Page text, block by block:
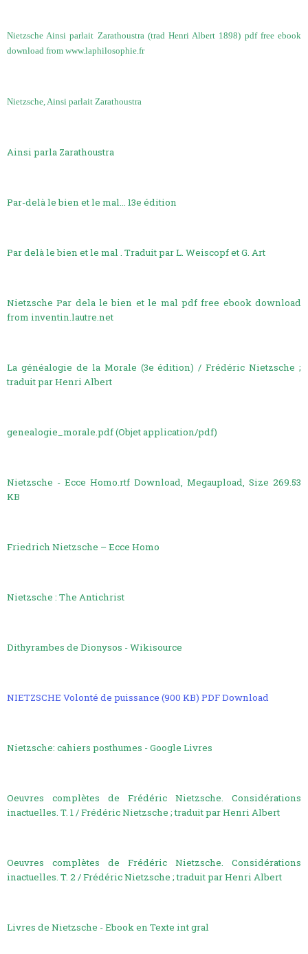
Nietzsche Ainsi parlait Zarathoustra (trad Henri Albert 1898) pdf free ebook
download from www.laphilosophie.fr
Nietzsche, Ainsi parlait Zarathoustra
Ainsi parla Zarathoustra
Par-delà le bien et le mal... 13e édition
Par delà le bien et le mal . Traduit par L. Weiscopf et G. Art
Nietzsche Par dela le bien et le mal pdf free ebook download
from inventin.lautre.net
La généalogie de la Morale (3e édition) / Frédéric Nietzsche ;
traduit par Henri Albert
genealogie_morale.pdf (Objet application/pdf)
Nietzsche - Ecce Homo.rtf Download, Megaupload, Size 269.53
KB
Friedrich Nietzsche – Ecce Homo
Nietzsche : The Antichrist
Dithyrambes de Dionysos - Wikisource
NIETZSCHE Volonté de puissance (900 KB) PDF Download
Nietzsche: cahiers posthumes - Google Livres
Oeuvres complètes de Frédéric Nietzsche. Considérations
inactuelles. T. 1 / Frédéric Nietzsche ; traduit par Henri Albert
Oeuvres complètes de Frédéric Nietzsche. Considérations
inactuelles. T. 2 / Frédéric Nietzsche ; traduit par Henri Albert
Livres de Nietzsche - Ebook en Texte int gral